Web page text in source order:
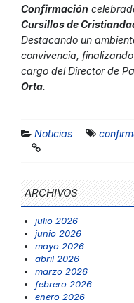
Confirmación
Cursillos de
Destacando un
convivencia,
cargo del Director de
Orta.
Noticias
ARCHIVOS
julio 2026
junio 2026
mayo 2026
abril 2026
marzo 2026
febrero 2026
enero 2026